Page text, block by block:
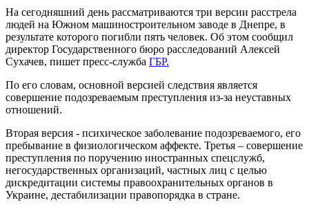
На сегодняшний день рассматриваются три версии расстрела
людей на Южном машиностроительном заводе в Днепре, в
результате которого погибли пять человек. Об этом сообщил
директор Государственного бюро расследований Алексей
Сухачев, пишет пресс-служба ГБР.
По его словам, основной версией следствия является
совершение подозреваемым преступления из-за неуставных
отношений.
Вторая версия - психическое заболевание подозреваемого, его
пребывание в физиологическом аффекте. Третья – совершение
преступления по поручению иностранных спецслужб,
негосударственных организаций, частных лиц с целью
дискредитации системы правоохранительных органов в
Украине, дестабилизации правопорядка в стране.